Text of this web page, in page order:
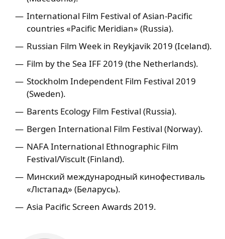
International Film Festival of Asian-Pacific
countries «Pacific Meridian» (Russia).
Russian Film Week in Reykjavik 2019 (Iceland).
Film by the Sea IFF 2019 (the Netherlands).
Stockholm Independent Film Festival 2019
(Sweden).
Barents Ecology Film Festival (Russia).
Bergen International Film Festival (Norway).
NAFA International Ethnographic Film
Festival/Viscult (Finland).
Минский международный кинофестиваль
«Лістапад» (Беларусь).
Asia Pacific Screen Awards 2019.